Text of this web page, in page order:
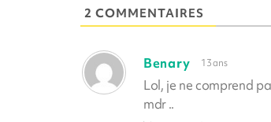
2 COMMENTAIRES
Benary 13 ans
Lol, je ne comprend
mdr ..